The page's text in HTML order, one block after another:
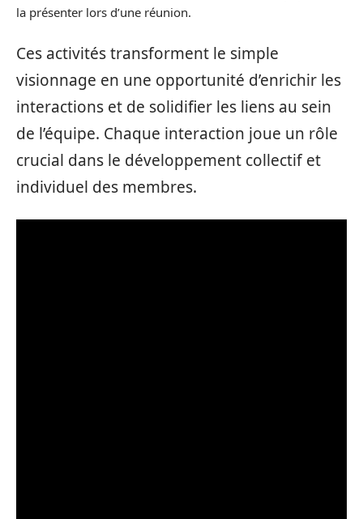
la présenter lors d’une réunion.
Ces activités transforment le simple
visionnage en une opportunité d’enrichir les
interactions et de solidifier les liens au sein
de l’équipe. Chaque interaction joue un rôle
crucial dans le développement collectif et
individuel des membres.